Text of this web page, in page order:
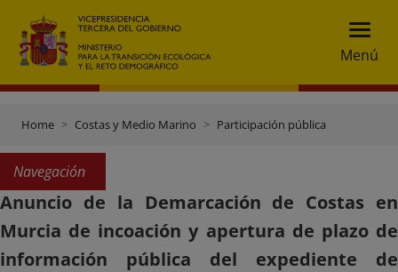
Menú
Home Costas y Medio Marino Participación pública
Navegación
Anuncio de la Demarcación de Costas en
Murcia de incoación y apertura de plazo de
información pública del expediente de